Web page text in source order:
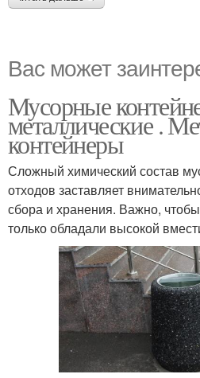
Вас может
Мусорные
металлические .
контейнеры
Сложный химический состав
отходов заставляет
сбора и хранения. Важно,
только обладали высокой